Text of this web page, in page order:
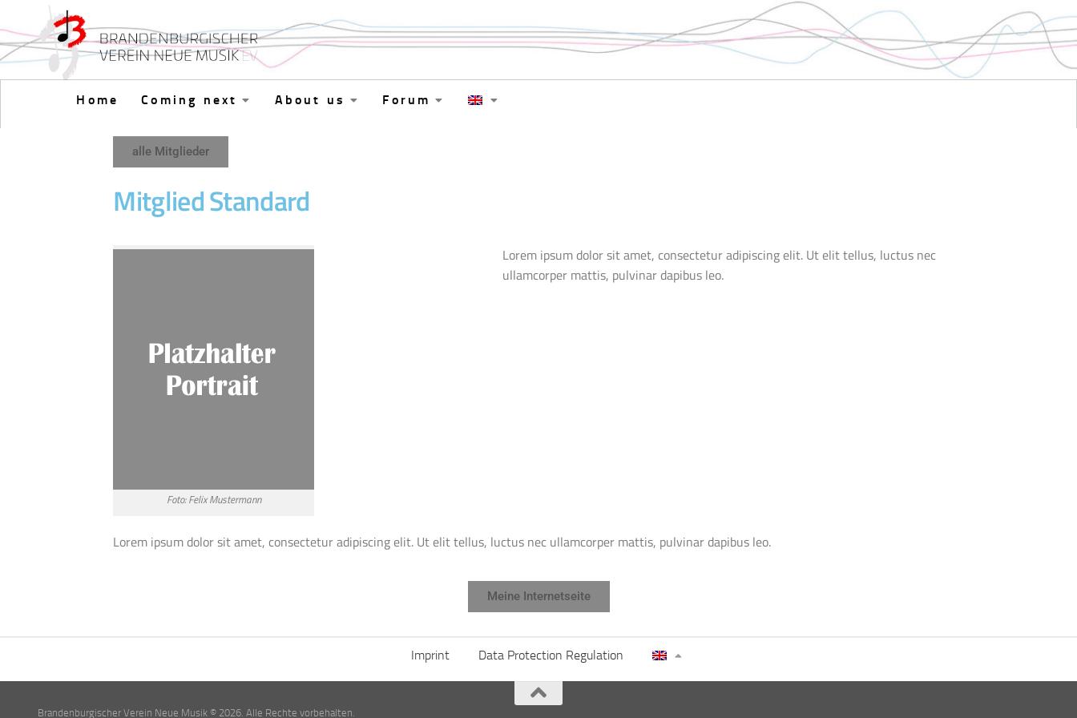
Skip to content
Home Coming next About us Forum
alle Mitglieder
Mitglied Standard
Foto: Felix Mustermann
Lorem ipsum dolor sit amet, consectetur adipiscing elit. Ut elit tellus, luctus nec
ullamcorper mattis, pulvinar dapibus leo.
Lorem ipsum dolor sit amet, consectetur adipiscing elit. Ut elit tellus, luctus nec ullamcorper mattis, pulvinar dapibus leo.
Meine Internetseite
Imprint Data Protection Regulation
Brandenburgischer Verein Neue Musik © 2026. Alle Rechte vorbehalten.